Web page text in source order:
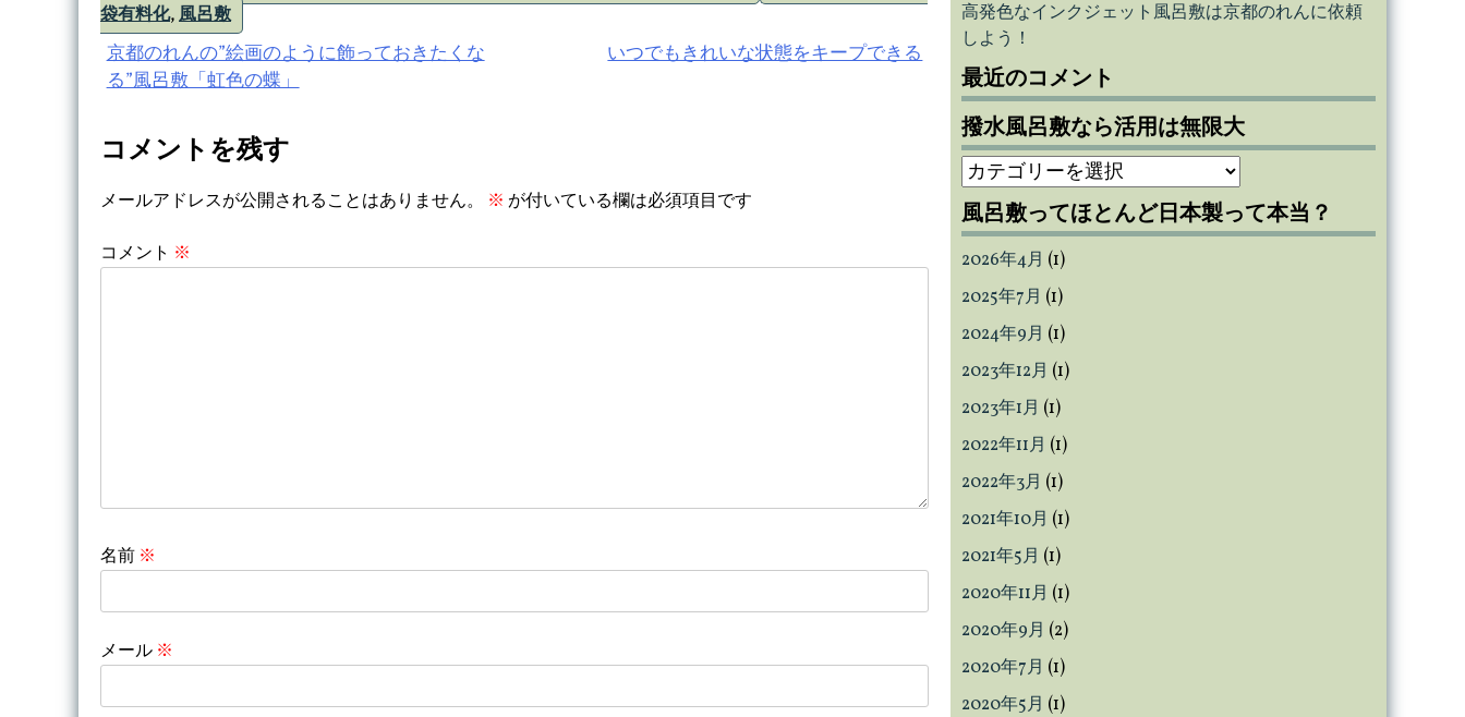
袋有料化,風呂敷
投
稿
ナ
ビ
ー
京都のれんの”絵画のように飾っておきたくな
る”風呂敷「虹色の蝶」
いつでもきれいな状態をキープできる
コメントを残す
メールアドレスが公開されることはありません。 ※ が付いている欄は必須項目です
コメント ※
名前 ※
メール ※
高発色なインクジェット風呂敷は京都のれんに依頼
しよう！
最近のコメント
撥水風呂敷なら活用は無限大
撥
水
風
呂
敷
な
活
用
は
限
大
風呂敷ってほとんど日本製って本当？
2026年4月 (1)
2025年7月 (1)
2024年9月 (1)
2023年12月 (1)
2023年1月 (1)
2022年11月 (1)
2022年3月 (1)
2021年10月 (1)
2021年5月 (1)
2020年11月 (1)
2020年9月 (2)
2020年7月 (1)
2020年5月 (1)